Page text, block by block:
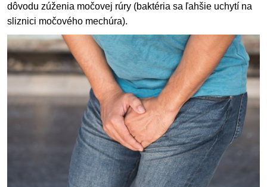
dôvodu zúženia močovej rúry (baktéria sa ľahšie uchytí na
sliznici močového mechúra).